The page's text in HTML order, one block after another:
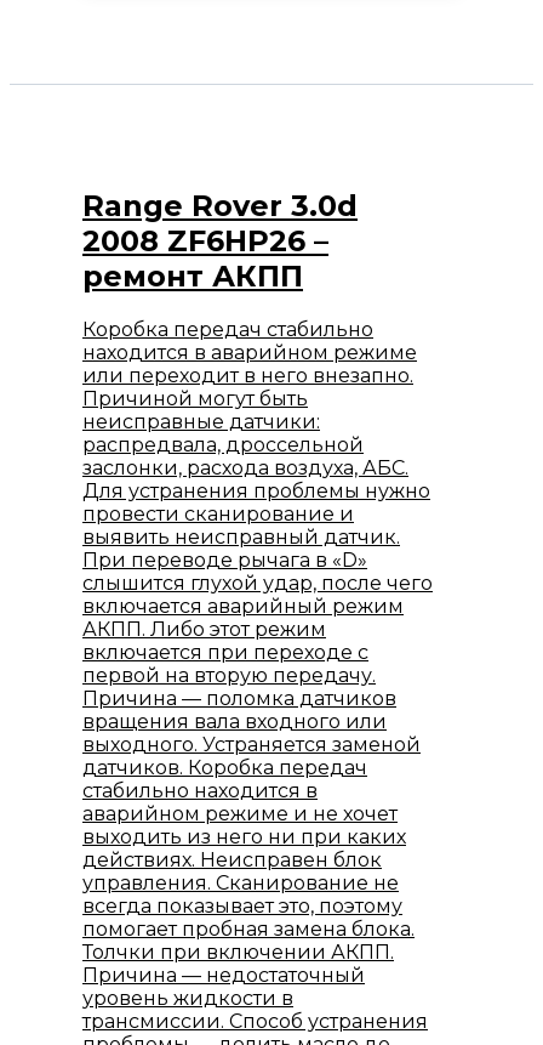
Range Rover 3.0d
2008 ZF6HP26 –
ремонт АКПП
Коробка передач стабильно
находится в аварийном режиме
или переходит в него внезапно.
Причиной могут быть
неисправные датчики:
распредвала, дроссельной
заслонки, расхода воздуха, АБС.
Для устранения проблемы нужно
провести сканирование и
выявить неисправный датчик.
При переводе рычага в «D»
слышится глухой удар, после чего
включается аварийный режим
АКПП. Либо этот режим
включается при переходе с
первой на вторую передачу.
Причина — поломка датчиков
вращения вала входного или
выходного. Устраняется заменой
датчиков. Коробка передач
стабильно находится в
аварийном режиме и не хочет
выходить из него ни при каких
действиях. Неисправен блок
управления. Сканирование не
всегда показывает это, поэтому
помогает пробная замена блока.
Толчки при включении АКПП.
Причина — недостаточный
уровень жидкости в
трансмиссии. Способ устранения